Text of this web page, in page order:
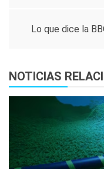
entradas
Lo que dice la
NOTICIAS